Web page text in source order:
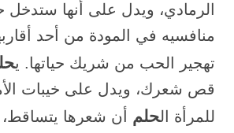
الرمادي، ويدل على أنها ستدخل
منافسيه في المودة من أحد
تهجير الحب من شريك حياتها. ي
قص شعرك، ويدل على خيبات
للمرأة الحلم أن شعرها